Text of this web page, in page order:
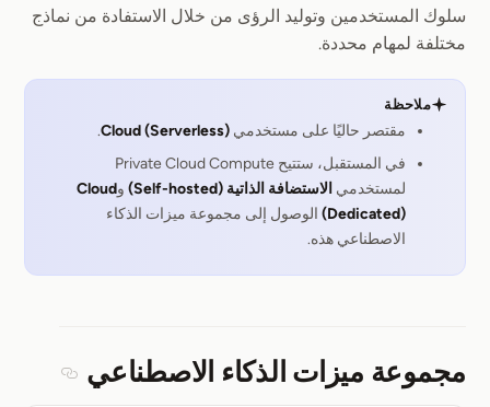
سلوك المستخدمين وتوليد الرؤى من خلال الاستفادة من نماذج
مختلفة لمهام محددة.
ملاحظة
مقتصر حاليًا على مستخدمي Cloud (Serverless)
.
في المستقبل، ستتيح Private Cloud Compute
لمستخدمي الاستضافة الذاتية (Self-hosted) وCloud
(Dedicated) الوصول إلى مجموعة ميزات الذكاء
الاصطناعي هذه.
مجموعة ميزات الذكاء الاصطناعي